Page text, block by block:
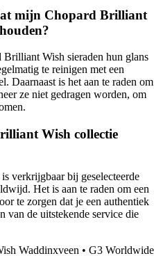
mijn Chopard Brilliant
Wish sieraden hun glans
te reinigen met een
Daarnaast is het aan te raden om
ze niet gedragen worden, om
Wish collectie
verkrijgbaar bij geselecteerde
Het is aan te raden om een
te zorgen dat je een authentiek
van de uitstekende service die
Waddinxveen • G3 Worldwide